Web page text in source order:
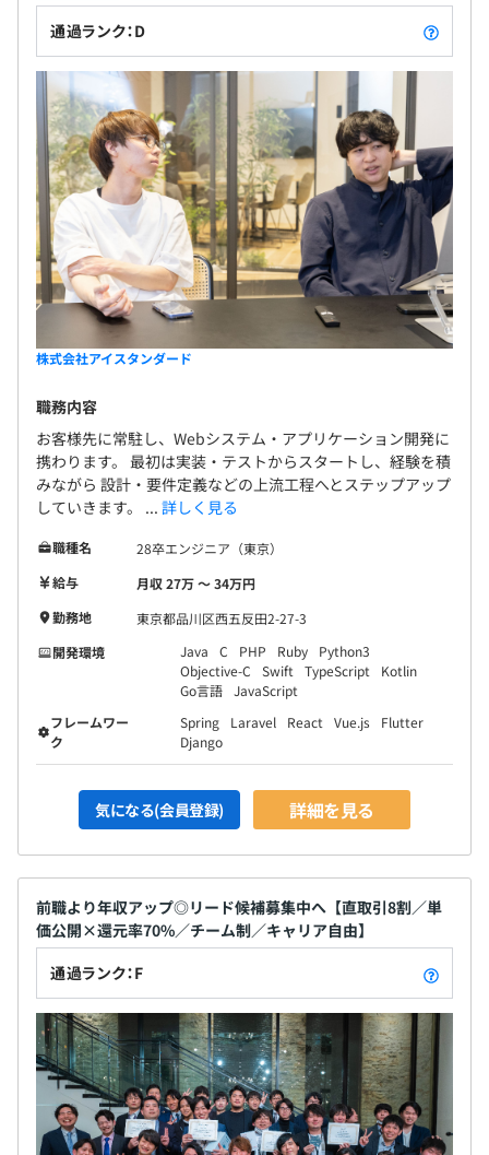
通過ランク：D
株式会社アイスタンダード
職務内容
お客様先に常駐し、Webシステム・アプリケーション開発に
携わります。 最初は実装・テストからスタートし、経験を積
みながら 設計・要件定義などの上流工程へとステップアップ
していきます。 ... 詳しく見る
職種名
28卒エンジニア（東京）
給与
月収 27万 〜 34万円
勤務地
東京都品川区西五反田2-27-3
開発環境
Java C PHP Ruby
Python3
Objective-C
Swift TypeScript
Kotlin
Go言語 JavaScript
フレームワー
ク
Spring Laravel React Vue.js
Flutter
Django
気になる(会員登録) 詳細を見る
前職より年収アップ◎リード候補募集中へ【直取引8割／単
価公開×還元率70%／チーム制／キャリア自由】
通過ランク：F